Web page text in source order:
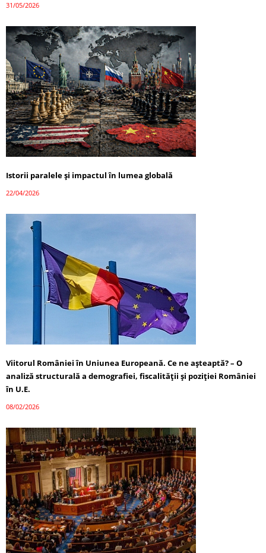
31/05/2026
Istorii paralele și impactul în lumea globală
22/04/2026
Viitorul României în Uniunea Europeană. Ce ne așteaptă? – O
analiză structurală a demografiei, fiscalității și poziției României
în U.E.
08/02/2026